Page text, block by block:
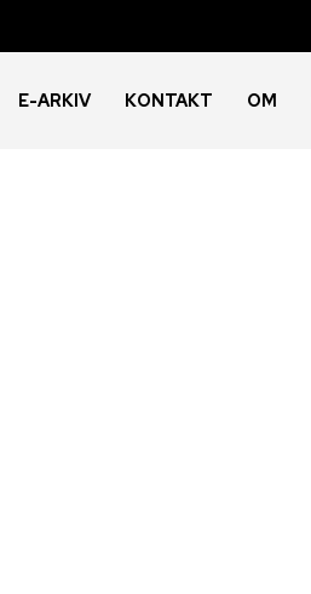
E-ARKIV KONTAKT OM